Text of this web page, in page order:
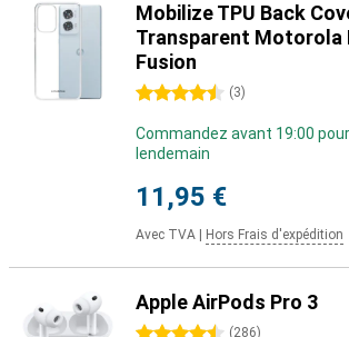
Mobilize TPU Back
Transparent Motorola
Fusion
4.5 étoiles (3)
Commandez avant 19:00
lendemain
11,95 €
Avec TVA Hors Frais d'expédition
Apple AirPods Pro 3
(286)